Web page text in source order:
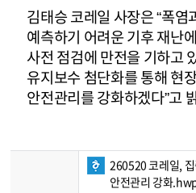
김태승 코레일 사장은 “폭염
예측하기 어려운 기후 재난
사전 점검에 만전을 기하고
유지보수 첨단화를 통해 현
안전관리를 강화하겠다”고
260520 코레일,
안전관리 강화